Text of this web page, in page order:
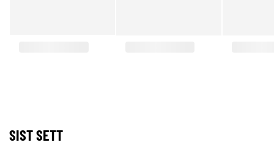
SIST SETT